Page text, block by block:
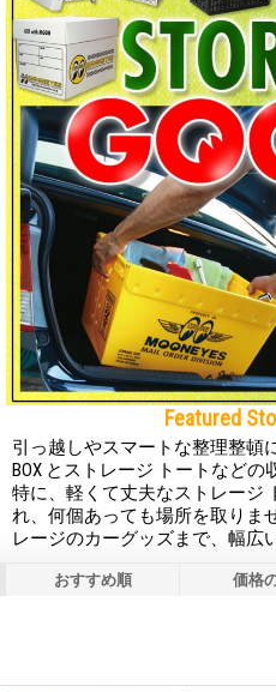
Featured
引っ越しやスマートな整理整頓
BOX とストレージ トートなどの
特に、軽くて丈夫なストレージ
れ、何個あっても場所を取りま
レージのカーグッズまで、幅広
おすすめ順 価格